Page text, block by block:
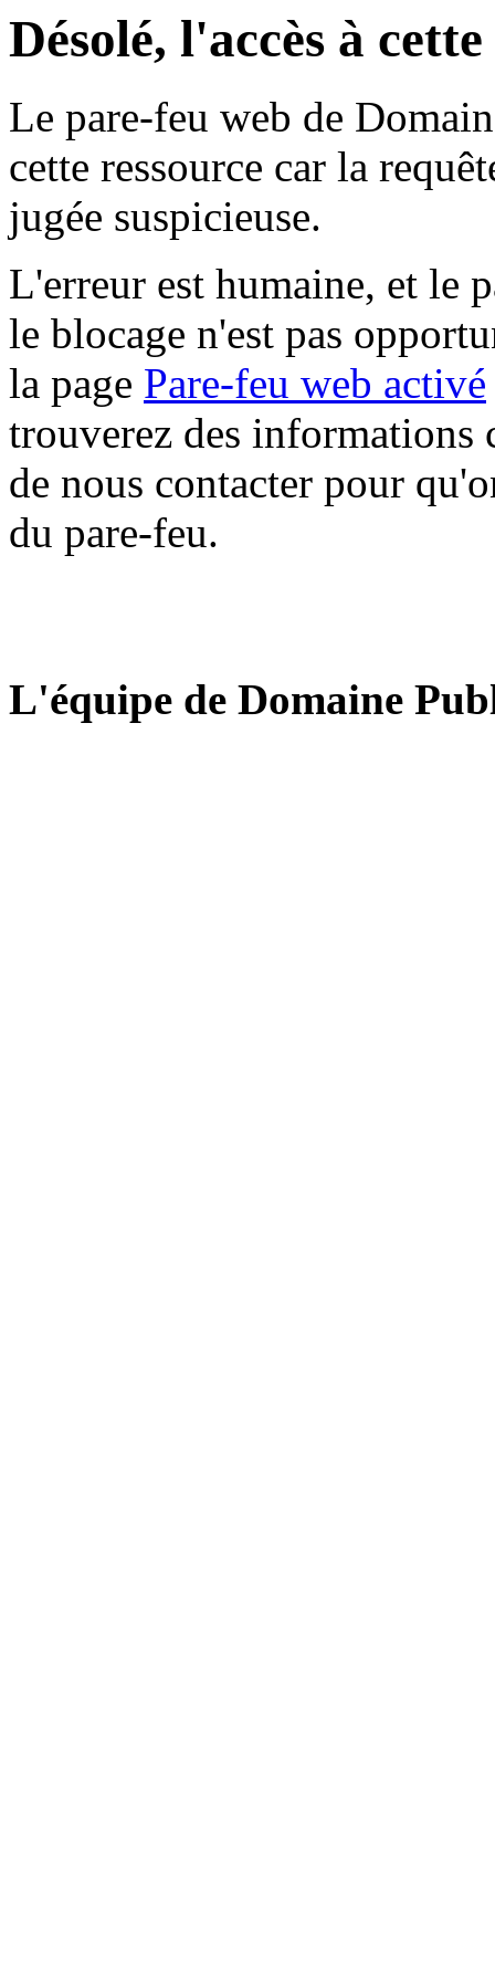
Désolé, l'accès à
Le pare-feu web de
cette ressource car la
jugée suspicieuse.
L'erreur est humaine, et le
le blocage n'est pas
la page Pare-feu web activé
trouverez des informations
de nous contacter pour
du pare-feu.
L'équipe de Domaine